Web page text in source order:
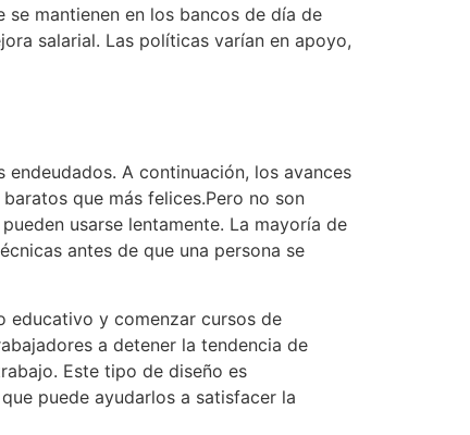
mantienen en los bancos de día de
salarial. Las políticas varían en apoyo,
A continuación, los avances
que más felices.Pero no son
usarse lentamente. La mayoría de
antes de que una persona se
educativo y comenzar cursos de
a detener la tendencia de
Este tipo de diseño es
puede ayudarlos a satisfacer la